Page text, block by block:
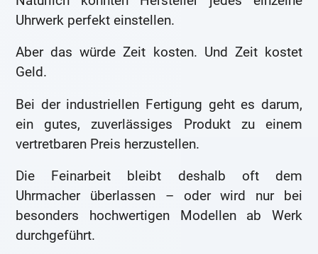
Uhrwerk perfekt einstellen.
Aber das würde Zeit kosten. Und Zeit kostet
Geld.
Bei der industriellen Fertigung geht es darum,
ein gutes, zuverlässiges Produkt zu einem
vertretbaren Preis herzustellen.
Die Feinarbeit bleibt deshalb oft dem
Uhrmacher überlassen – oder wird nur bei
besonders hochwertigen Modellen ab Werk
durchgeführt.